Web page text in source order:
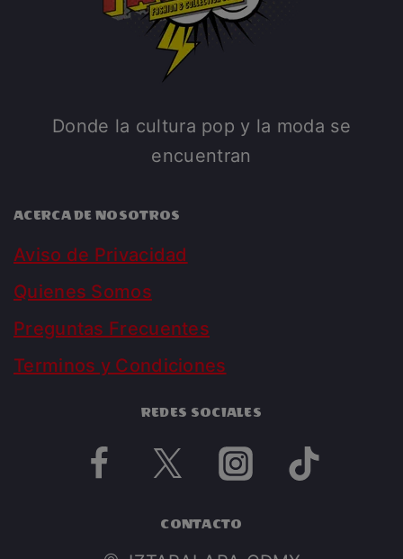
Donde la cultura pop y la moda se
encuentran
ACERCA DE NOSOTROS
Aviso de Privacidad
Quienes Somos
Preguntas Frecuentes
Terminos y Condiciones
REDES SOCIALES
CONTACTO